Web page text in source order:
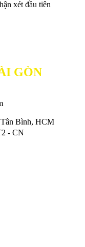
xét đầu tiên
GÒN
Bình, HCM
- CN